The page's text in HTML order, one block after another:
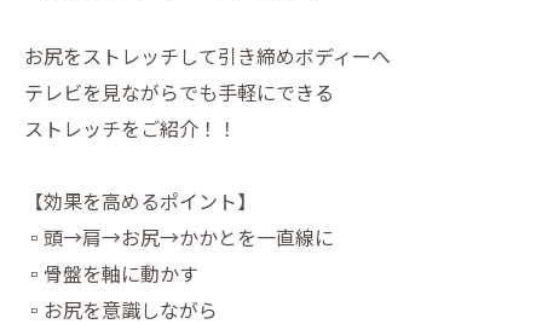
お尻をストレッチして引き締めボディーへ
テレビを見ながらでも手軽にできる
ストレッチをご紹介！！
【効果を高めるポイント】
▫️頭→肩→お尻→かかとを一直線に
▫️骨盤を軸に動かす
▫️お尻を意識しながら